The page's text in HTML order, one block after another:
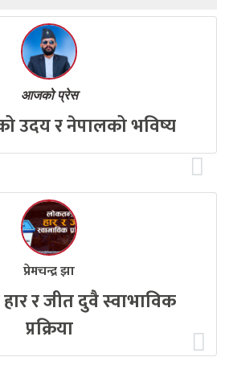
आजको प्रेस
उदय र नेपालको भविष्य
प्रेमचन्द्र झा
र जीत दुवै स्वाभाविक
प्रक्रिया